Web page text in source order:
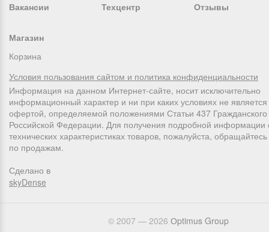
Вакансии Техцентр Отзывы
Магазин
Корзина
Условия пользования сайтом и политика конфиденциальности
Информация на данном Интернет-сайте, носит исключительно
информационный характер и ни при каких условиях не
офертой, определяемой положениями Статьи 437 Гражданского
Российской Федерации. Для получения подробной информации
технических характеристиках товаров, пожалуйста,
по продажам.
Сделано в
skyDense
© 2007 — 2026 Оptimus Group